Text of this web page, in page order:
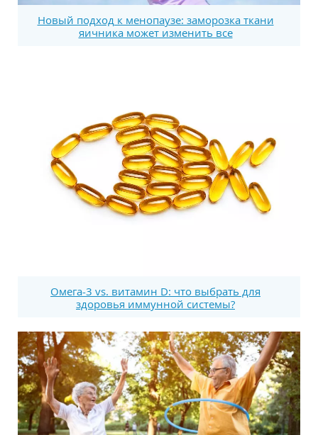
Новый подход к менопаузе: заморозка ткани
яичника может изменить все
Омега-3 vs. витамин D: что выбрать для
здоровья иммунной системы?